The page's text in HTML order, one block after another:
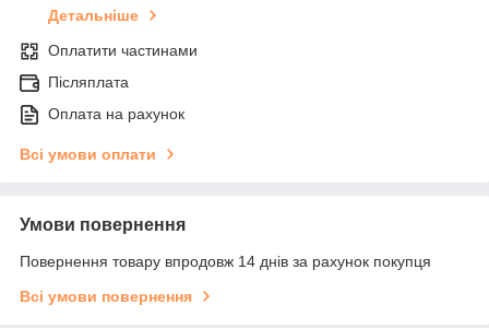
Детальніше
Оплатити частинами
Післяплата
Оплата на рахунок
Всі умови оплати
Умови повернення
Повернення товару впродовж 14 днів за рахунок покупця
Всі умови повернення